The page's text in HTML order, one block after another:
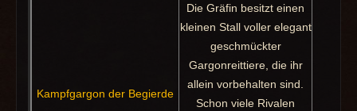
Kampfgargon der Begierde
Die Gräfin besitzt einen
kleinen Stall voller elegant
geschmückter
Gargonreittiere, die ihr
allein vorbehalten sind.
Schon viele Rivalen